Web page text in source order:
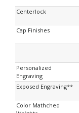
Centerlock
Cap Finishes
Personalized
Engraving
Exposed Engraving**
Color Mathched